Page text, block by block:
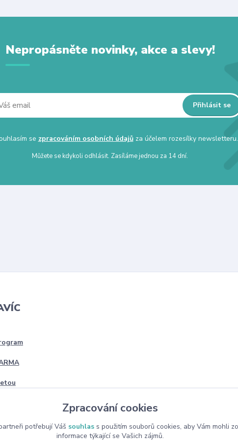
Nepropásněte novinky, akce a slevy!
Přihlásit se
se zpracováním osobních údajůza účelem rozesílky newsletteru.
Můžete se kdykoli odhlásit. Zasíláme jednou za 14 dní.
Zpracování cookies
potřebují Váš souhlass použitím souborů cookies, aby Vám mohli
informace týkající se Vašich zájmů.